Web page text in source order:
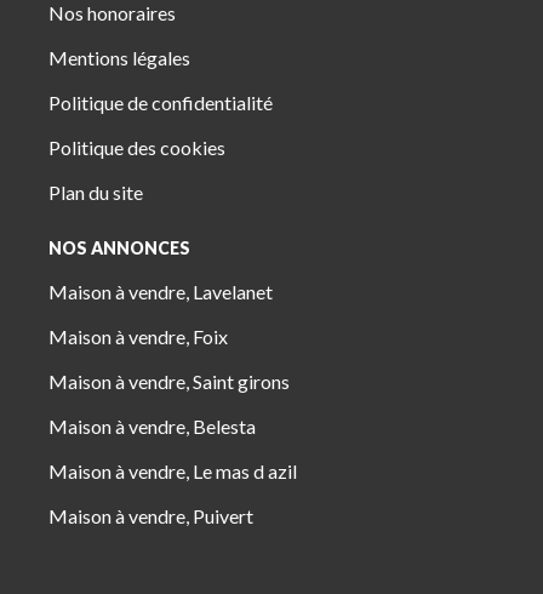
Nos honoraires
Mentions légales
Politique de confidentialité
Politique des cookies
Plan du site
NOS ANNONCES
Maison à vendre, Lavelanet
Maison à vendre, Foix
Maison à vendre, Saint girons
Maison à vendre, Belesta
Maison à vendre, Le mas d azil
Maison à vendre, Puivert